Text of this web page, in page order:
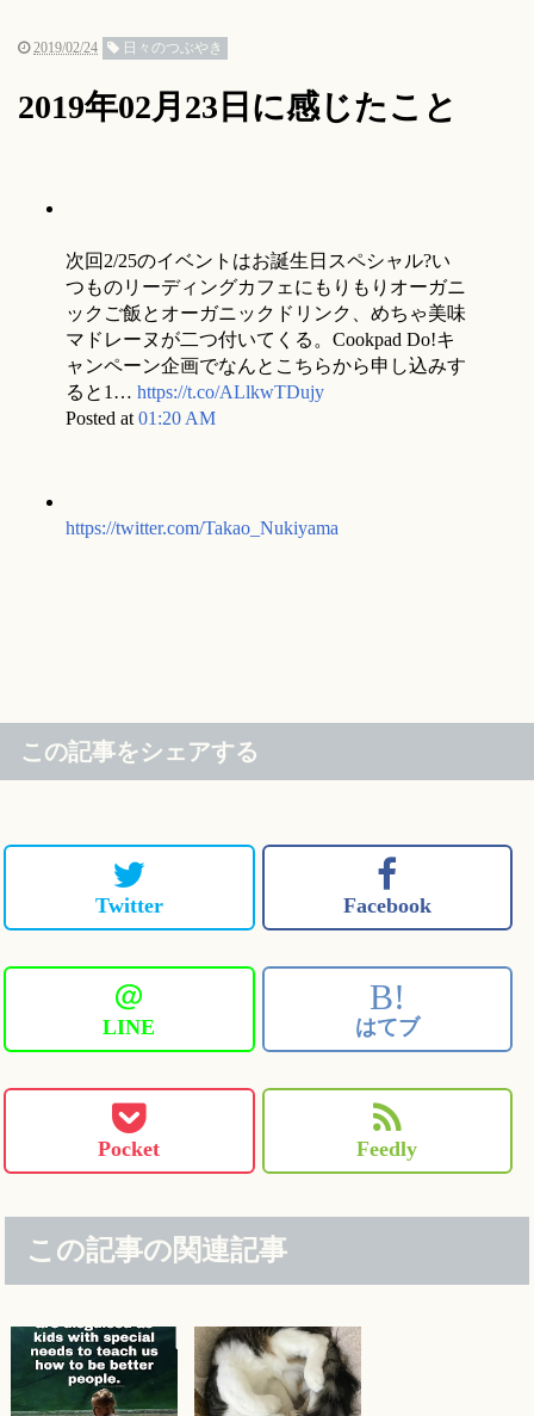
2019/02/24 日々のつぶやき
2019年02月23日に感じたこと
次回2/25のイベントはお誕生日スペシャル?い
つものリーディングカフェにもりもりオーガニ
ックご飯とオーガニックドリンク、めちゃ美味
マドレーヌが二つ付いてくる。Cookpad Do!キ
ャンペーン企画でなんとこちらから申し込みす
ると1… https://t.co/ALlkwTDujy
Posted at 01:20 AM
https://twitter.com/Takao_Nukiyama
この記事をシェアする
Twitter Facebook
＠
LINE
B!
はてブ
Pocket Feedly
この記事の関連記事